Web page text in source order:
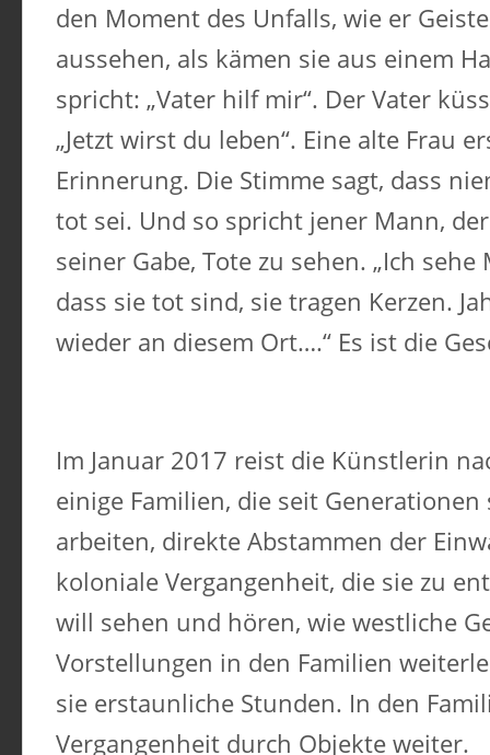
den Moment des Unfalls, wie er
aussehen, als kämen sie aus einem
spricht: „Vater hilf mir“. Der Vater
„Jetzt wirst du leben“. Eine alte Frau
Erinnerung. Die Stimme sagt, dass
tot sei. Und so spricht jener Mann,
seiner Gabe, Tote zu sehen. „Ich
dass sie tot sind, sie tragen Kerzen.
wieder an diesem Ort….“ Es ist die
Im Januar 2017 reist die Künstlerin
einige Familien, die seit
arbeiten, direkte Abstammen der
koloniale Vergangenheit, die sie zu
will sehen und hören, wie westliche
Vorstellungen in den Familien
sie erstaunliche Stunden. In den
Vergangenheit durch Objekte weiter.